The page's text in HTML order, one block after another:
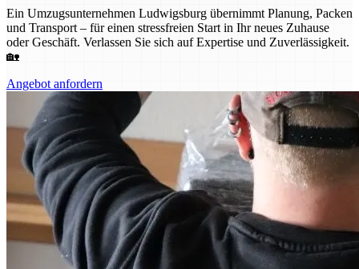
Ein Umzugsunternehmen Ludwigsburg übernimmt Planung, Packen
und Transport – für einen stressfreien Start in Ihr neues Zuhause
oder Geschäft. Verlassen Sie sich auf Expertise und Zuverlässigkeit.
🏡
Angebot anfordern